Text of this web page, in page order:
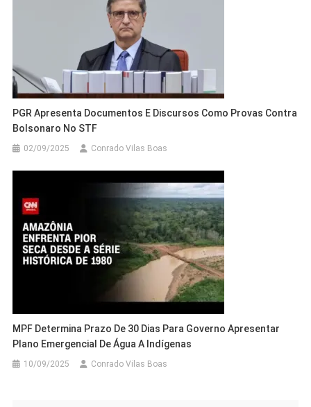
PGR Apresenta Documentos E Discursos Como Provas Contra
Bolsonaro No STF
02/09/2025 Conrado Vilas Boas
MPF Determina Prazo De 30 Dias Para Governo Apresentar
Plano Emergencial De Água A Indígenas
10/09/2025 Conrado Vilas Boas